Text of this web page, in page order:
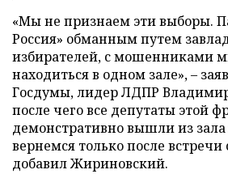
«Мы не признаем эти выборы.
Россия» обманным путем
избирателей, с мошенниками
находиться в одном зале», –
Госдумы, лидер ЛДПР
после чего все депутаты этой
демонстративно вышли из
вернемся только после
добавил Жириновский.